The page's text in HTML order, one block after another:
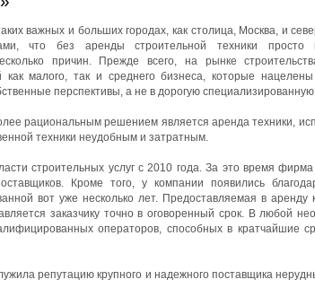
важных и больших городах, как столица, Москва, и
что без аренды строительной техники просто
причин. Прежде всего, на рынке
как малого, так и среднего бизнеса, которые
перспективы, а не в дорогую специализированную
рациональным решением является аренда техники,
техники неудобным и затратным.
строительных услуг с 2010 года. За это время
Кроме того, у компании появились
вот уже несколько лет. Предоставляемая в
заказчику точно в оговоренный срок. В любой
операторов, способных в кратчайшие
репутацию крупного и надежного поставщика